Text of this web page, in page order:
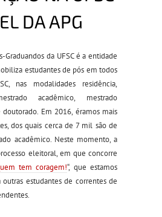
DA APG
Graduandos da UFSC é a entidade
estudantes de pós em todos
nas modalidades residência,
acadêmico, mestrado
Em 2016, éramos mais
dos quais cerca de 7 mil são de
acadêmico. Neste momento, a
eleitoral, em que concorre
tem coragem!“, que estamos
outras estudantes de correntes de